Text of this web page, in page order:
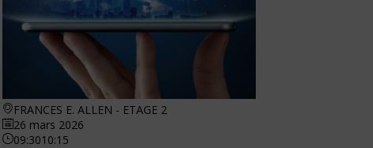
FRANCES E. ALLEN - ETAGE 2
26 mars 2026
09:3010:15